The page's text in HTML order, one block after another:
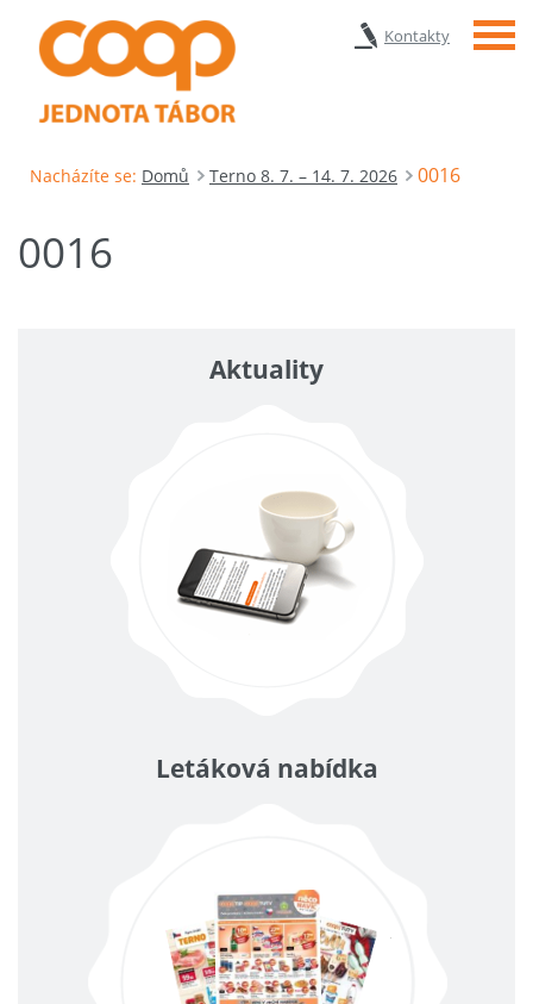
Kontakty Menu
Nacházíte se: Domů Terno 8. 7. – 14. 7. 2026 0016
0016
Aktuality
Letáková nabídka